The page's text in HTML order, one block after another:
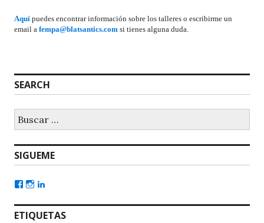
Aquí puedes encontrar información sobre los talleres o escribirme un
email a fempa@blatsantics.com si tienes alguna duda.
SEARCH
SIGUEME
ETIQUETAS